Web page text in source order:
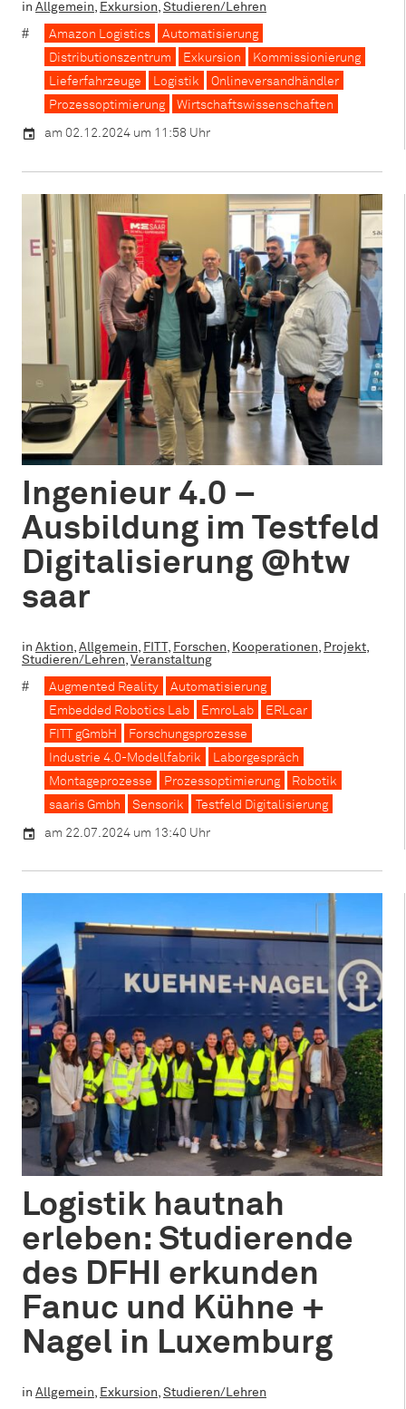
in Allgemein, Exkursion, Studieren/Lehren
Amazon Logistics
Automatisierung
Distributionszentrum
Exkursion
Kommissionierung
Lieferfahrzeuge
Logistik
Onlineversandhändler
Prozessoptimierung
Wirtschaftswissenschaften
am 02.12.2024 um 11:58 Uhr
Ingenieur 4.0 –
Ausbildung im Testfeld
Digitalisierung @htw
saar
in Aktion, Allgemein, FITT , Forschen, Kooperationen, Projekt,
Studieren/Lehren, Veranstaltung
Augmented Reality
Automatisierung
Embedded Robotics Lab
EmroLab
ERLcar
FITT gGmbH
Forschungsprozesse
Industrie 4.0-Modellfabrik
Laborgespräch
Montageprozesse
Prozessoptimierung
Robotik
saaris Gmbh
Sensorik Testfeld Digitalisierung
am 22.07.2024 um 13:40 Uhr
Logistik hautnah
erleben: Studierende
des DFHI erkunden
Fanuc und Kühne +
Nagel in Luxemburg
in Allgemein, Exkursion, Studieren/Lehren